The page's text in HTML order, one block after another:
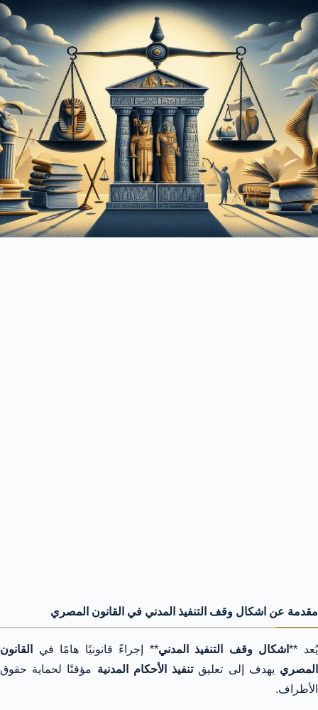
مقدمة عن اشكال وقف التنفيذ المدني في القانون المصري
يُعد **اشكال وقف التنفيذ المدني** إجراءً قانونيًا هامًا في
القانون
المصري يهدف إلى تعليقتنفيذ الأحكام المدنية مؤقتًا لحماية حقوق
الأطراف.